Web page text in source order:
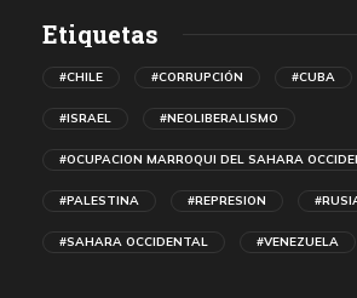
Etiquetas
#CHILE #CORRUPCIÓN #CUBA
#ISRAEL #NEOLIBERALISMO
#OCUPACION MARROQUI DEL SAHARA
#PALESTINA #REPRESION
#SAHARA OCCIDENTAL #VENEZUELA